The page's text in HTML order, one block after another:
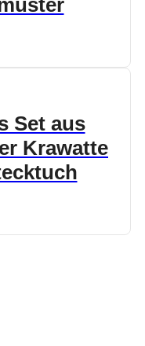
Set aus
Krawatte